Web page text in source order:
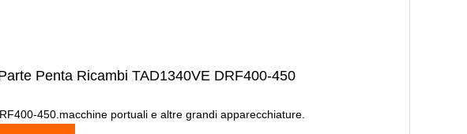
Penta Ricambi TAD1340VE DRF400-450
450.macchine portuali e altre grandi apparecchiature.